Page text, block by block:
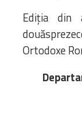
Ediția din
Ortodoxe